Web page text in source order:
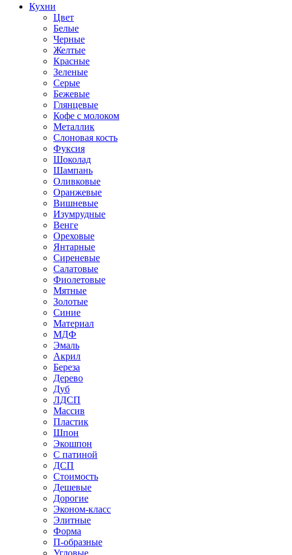
Кухни
Цвет
Белые
Черные
Желтые
Красные
Зеленые
Серые
Бежевые
Глянцевые
Кофе с молоком
Металлик
Слоновая кость
Фуксия
Шоколад
Шампань
Оливковые
Оранжевые
Вишневые
Изумрудные
Венге
Ореховые
Янтарные
Сиреневые
Салатовые
Фиолетовые
Мятные
Золотые
Синие
Материал
МДФ
Эмаль
Акрил
Береза
Дерево
Дуб
ЛДСП
Массив
Пластик
Шпон
Экошпон
С патиной
ДСП
Стоимость
Дешевые
Дорогие
Эконом-класс
Элитные
Форма
П-образные
Угловые